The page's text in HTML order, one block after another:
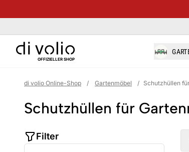
di-volio.com
OFFIZIELLER SHOP
di volio Online-Shop / Gartenmöbel / Schutzhüllen
Schutzhüllen für
Filter